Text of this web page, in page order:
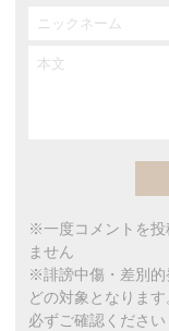
※一度コメントを投
ません
※誹謗中傷・差別的
どの対象となりま
必ずご確認ください